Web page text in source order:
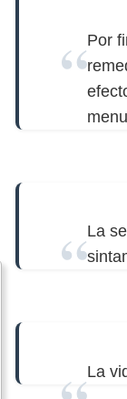
Por
La
La